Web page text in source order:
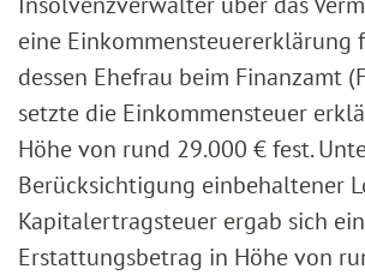
eine Einkommensteuererklärung
dessen Ehefrau beim Finanzamt
setzte die Einkommensteuer
Höhe von rund 29.000 € fest.
Berücksichtigung einbehaltener
Kapitalertragsteuer ergab sich ein
Erstattungsbetrag in Höhe von